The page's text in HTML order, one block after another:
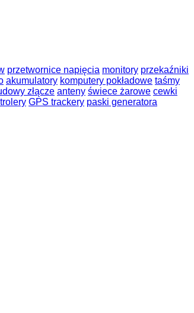
przetwornice napięcia monitory przekaźniki
akumulatory komputery pokładowe taśmy
złącze anteny świece żarowe cewki
GPS trackery paski generatora